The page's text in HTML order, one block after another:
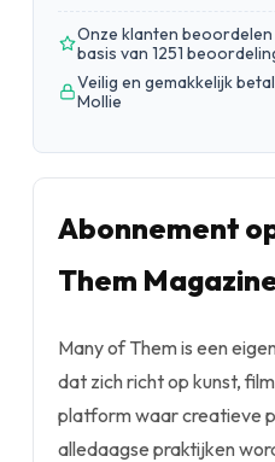
Onze klanten beoordelen
basis van 1251
Veilig en gemakkelijk
Mollie
Abonnement
Them
Many of Them is een
dat zich richt op kunst,
platform waar creatieve
alledaagse praktijken